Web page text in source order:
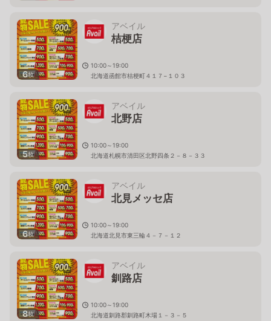
6枚
アベイル
桔梗店
10:00～19:00
北海道函館市桔梗町４１７−１０３
5枚
アベイル
北野店
10:00～19:00
北海道札幌市清田区北野四条２－８－３３
6枚
アベイル
北見メッセ店
10:00～19:00
北海道北見市東三輪４－７－１２
8枚
アベイル
釧路店
10:00～19:00
北海道釧路郡釧路町木場１－３－５